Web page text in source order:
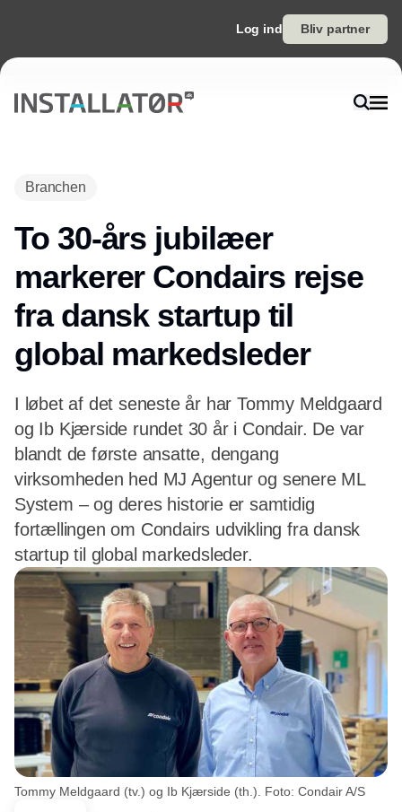
Log ind Bliv partner
Branchen
To 30-års jubilæer
markerer Condairs rejse
fra dansk startup til
global markedsleder
I løbet af det seneste år har Tommy Meldgaard
og Ib Kjærside rundet 30 år i Condair. De var
blandt de første ansatte, dengang
virksomheden hed MJ Agentur og senere ML
System – og deres historie er samtidig
fortællingen om Condairs udvikling fra dansk
startup til global markedsleder.
Tommy Meldgaard (tv.) og Ib Kjærside (th.). Foto: Condair A/S